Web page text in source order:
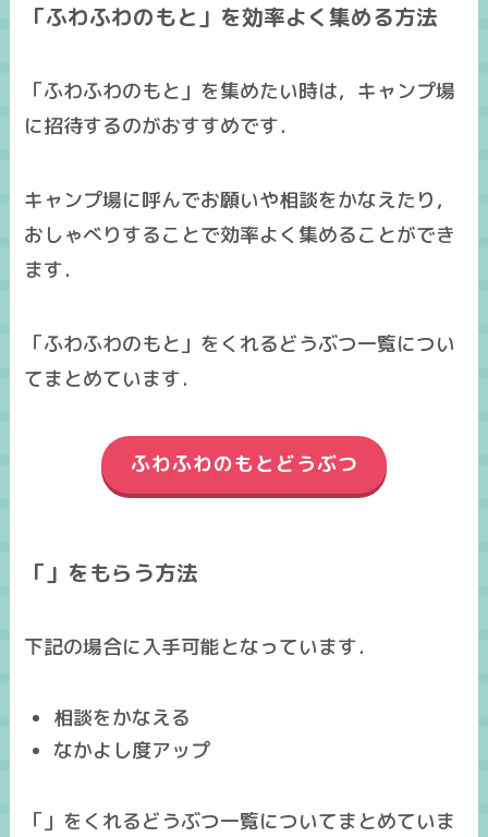
「ふわふわのもと」を効率よく集める方法
「ふわふわのもと」を集めたい時は，キャンプ場
に招待するのがおすすめです．
キャンプ場に呼んでお願いや相談をかなえたり，
おしゃべりすることで効率よく集めることができ
ます．
「ふわふわのもと」をくれるどうぶつ一覧につい
てまとめています．
ふわふわのもとどうぶつ
「」をもらう方法
下記の場合に入手可能となっています．
相談をかなえる
なかよし度アップ
「」をくれるどうぶつ一覧についてまとめていま